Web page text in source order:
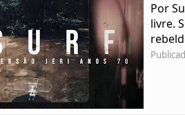
Por
livre.